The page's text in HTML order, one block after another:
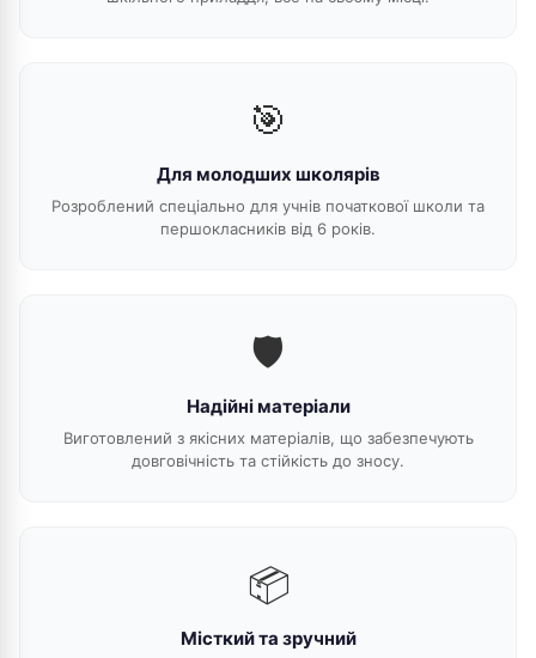
🎯
Для молодших школярів
Розроблений спеціально для учнів початкової школи та
першокласників від 6 років.
🛡️
Надійні матеріали
Виготовлений з якісних матеріалів, що забезпечують
довговічність та стійкість до зносу.
📦
Місткий та зручний